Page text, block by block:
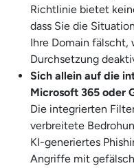
Richtlinie bietet
dass Sie die
Ihre Domain fälscht,
Durchsetzung
Sich allein auf die
Microsoft 365 oder
Die integrierten
verbreitete
KI-generiertes
Angriffe mit